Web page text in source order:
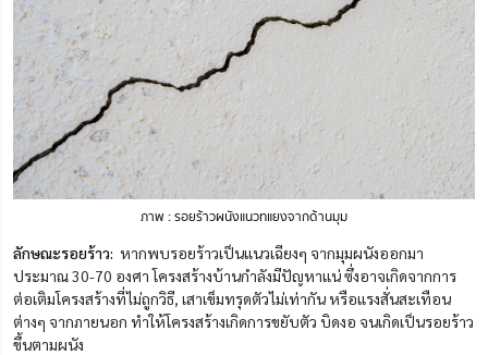
ภาพ : รอยร้าวผนังแนวทแยงจากด้านมุม
ลักษณะรอยร้าว: หากพบรอยร้าวเป็นแนวเฉียงๆ จากมุมผนังออกมา
ประมาณ 30-70 องศา โครงสร้างบ้านกำลังมีปัญหาแน่ ซึ่งอาจเกิดจากการ
ต่อเติมโครงสร้างที่ไม่ถูกวิธี, เสาเข็มทรุดตัวไม่เท่ากัน หรือแรงสั่นสะเทือน
ต่างๆ จากภายนอก ทำให้โครงสร้างเกิดการขยับตัว บิดงอ จนเกิดเป็นรอยร้าว
ขึ้นตามผนัง